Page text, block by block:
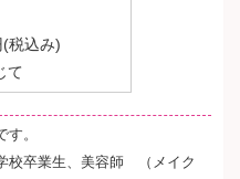
税込み)
て
。
校卒業生、美容師 （メイク